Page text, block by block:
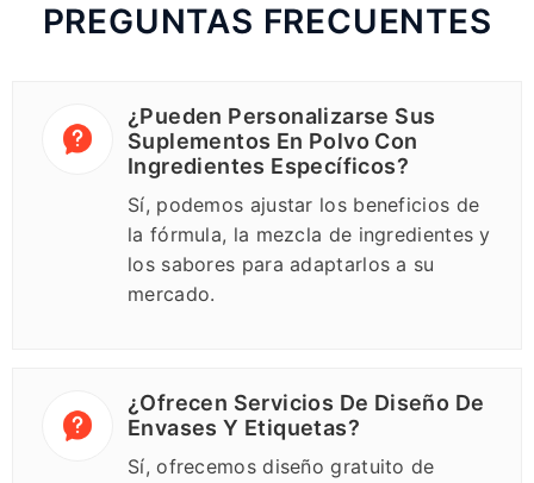
PREGUNTAS FRECUENTES
¿Pueden Personalizarse Sus
Suplementos En Polvo Con
Ingredientes Específicos?
Sí, podemos ajustar los beneficios de
la fórmula, la mezcla de ingredientes y
los sabores para adaptarlos a su
mercado.
¿Ofrecen Servicios De Diseño De
Envases Y Etiquetas?
Sí, ofrecemos diseño gratuito de